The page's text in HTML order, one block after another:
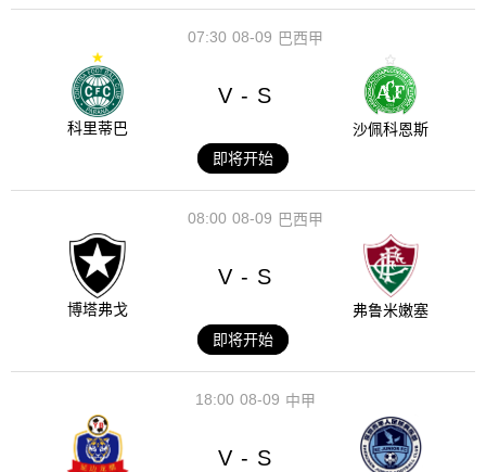
08-09
07:30 巴西甲
科里蒂巴
V - S
沙佩科恩斯
即将开始
08-09
08:00 巴西甲
博塔弗戈
V - S
弗鲁米嫩塞
即将开始
08-09
18:00 中甲
V - S